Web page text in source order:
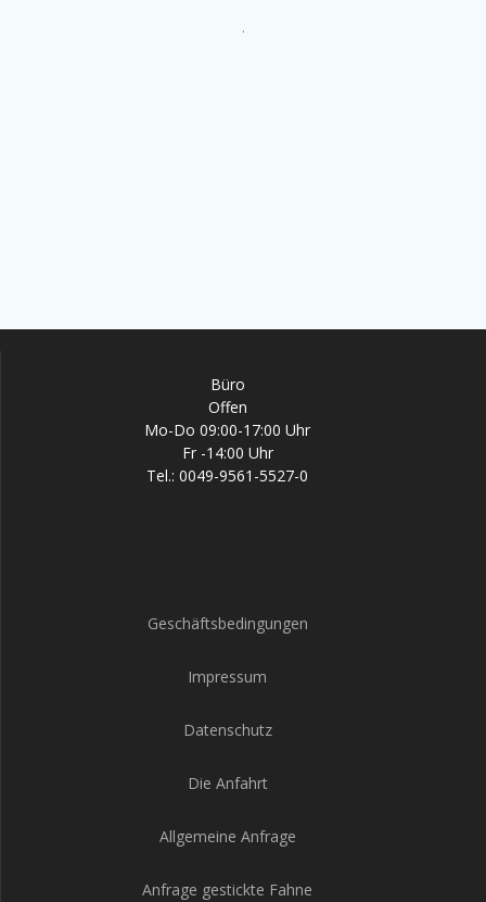
.
Büro
Offen
Mo-Do 09:00-17:00 Uhr
Fr -14:00 Uhr
Tel.: 0049-9561-5527-0
Geschäftsbedingungen
Impressum
Datenschutz
Die Anfahrt
Allgemeine Anfrage
Anfrage gestickte Fahne